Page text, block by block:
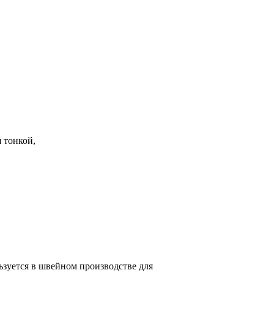
тонкой,
в швейном производстве для